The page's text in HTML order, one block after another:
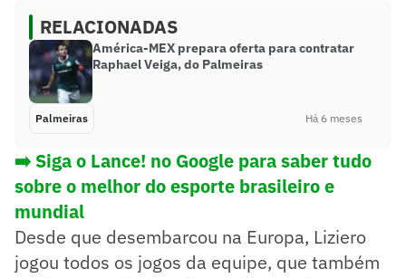
RELACIONADAS
América-MEX prepara oferta para contratar
Raphael Veiga, do Palmeiras
Palmeiras Há 6 meses
➡️ Siga o Lance! no Google para saber tudo
sobre o melhor do esporte brasileiro e
mundial
Desde que desembarcou na Europa, Liziero
jogou todos os jogos da equipe, que também